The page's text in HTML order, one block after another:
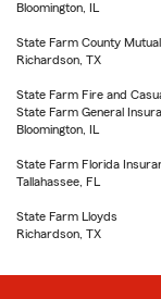
Bloomington, IL
State Farm County
Richardson, TX
State Farm Fire and
State Farm General
Bloomington, IL
State Farm Florida
Tallahassee, FL
State Farm Lloyds
Richardson, TX